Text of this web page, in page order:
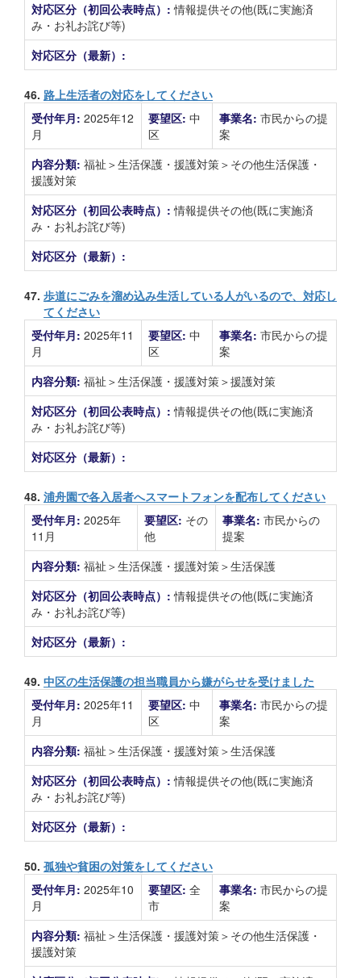
対応区分（初回公表時点）:情報提供その他(既に実施済
み・お礼お詫び等)
対応区分（最新）:
46. 路上生活者の対応をしてください
受付年月: 2025年12
月
要望区: 中
区
事業名: 市民からの提
案
内容分類: 福祉＞生活保護・援護対策＞その他生活保護・
援護対策
対応区分（初回公表時点）:情報提供その他(既に実施済
み・お礼お詫び等)
対応区分（最新）:
47. 歩道にごみを溜め込み生活している人がいるので、対応し
てください
受付年月: 2025年11
月
要望区: 中
区
事業名: 市民からの提
案
内容分類: 福祉＞生活保護・援護対策＞援護対策
対応区分（初回公表時点）:情報提供その他(既に実施済
み・お礼お詫び等)
対応区分（最新）:
48. 浦舟園で各入居者へスマートフォンを配布してください
受付年月: 2025年
11月
要望区: その
他
事業名: 市民からの
提案
内容分類: 福祉＞生活保護・援護対策＞生活保護
対応区分（初回公表時点）:情報提供その他(既に実施済
み・お礼お詫び等)
対応区分（最新）:
49. 中区の生活保護の担当職員から嫌がらせを受けました
受付年月: 2025年11
月
要望区: 中
区
事業名: 市民からの提
案
内容分類: 福祉＞生活保護・援護対策＞生活保護
対応区分（初回公表時点）:情報提供その他(既に実施済
み・お礼お詫び等)
対応区分（最新）:
50. 孤独や貧困の対策をしてください
受付年月: 2025年10
月
要望区: 全
市
事業名: 市民からの提
案
内容分類: 福祉＞生活保護・援護対策＞その他生活保護・
援護対策